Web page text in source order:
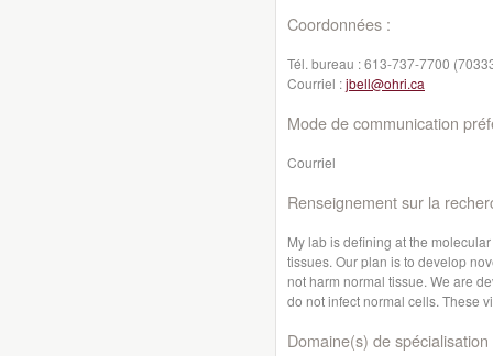
Coordonnées :
Tél. bureau :613-737-7700
Courriel :jbell@ohri.ca
Mode de communication
Courriel
Renseignement sur la
My lab is defining at the
tissues. Our plan is to develop
not harm normal tissue. We are
do not infect normal cells. These
Domaine(s) de spécialisation